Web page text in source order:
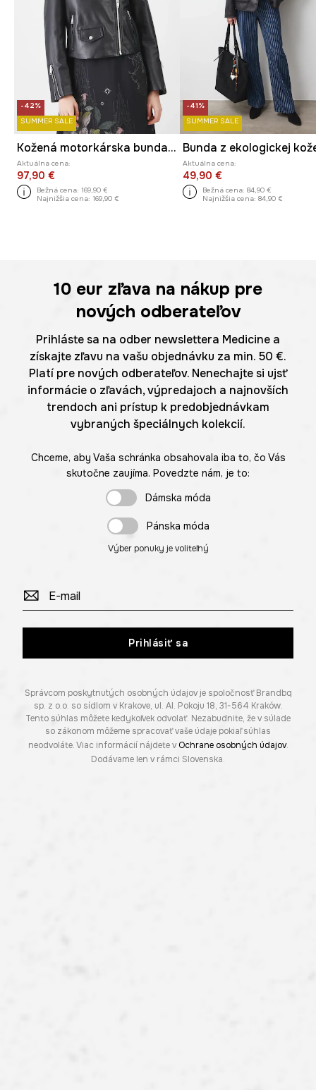
-42%
SUMMER SALE
Kožená motorkárska bunda čierna farba
Aktuálna cena:
97,90 €
Bežná cena: 169,90 €
Najnižšia cena: 169,90 €
-41%
SUMMER SALE
Bunda z ekologickej
Aktuálna cena:
49,90 €
Bežná cena: 84,90 €
Najnižšia cena: 84,90 €
10 eur zľava na nákup pre
nových odberateľov
Prihláste sa na odber newslettera Medicine a
získajte zľavu na vašu objednávku za min. 50 €.
Platí pre nových odberateľov. Nenechajte si ujsť
informácie o zľavách, výpredajoch a najnovších
trendoch ani prístup k predobjednávkam
vybraných špeciálnych kolekcií.
Chceme, aby Vaša schránka obsahovala iba to, čo Vás
skutočne zaujíma. Povedzte nám, je to:
Dámska móda
Pánska móda
Výber ponuky je voliteľný
Prihlásiť sa
Správcom poskytnutých osobných údajov je spoločnosť Brandbq
sp. z o.o. so sídlom v Krakove, ul. Al. Pokoju 18, 31-564 Kraków.
Tento súhlas môžete kedykoľvek odvolať. Nezabudnite, že v súlade
so zákonom môžeme spracovať vaše údaje pokiaľ súhlas
neodvoláte. Viac informácií nájdete v Ochrane osobných údajov.
Dodávame len v rámci Slovenska.